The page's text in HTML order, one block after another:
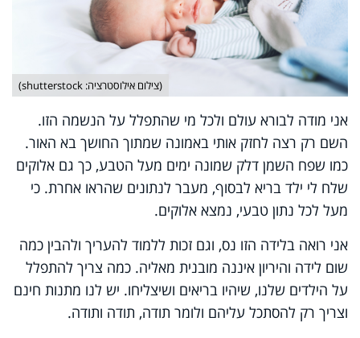
(צילום אילוסטרציה: shutterstock)
אני מודה לבורא עולם ולכל מי שהתפלל על הנשמה הזו.
השם רק רצה לחזק אותי באמונה שמתוך החושך בא האור.
כמו שפח השמן דלק שמונה ימים מעל הטבע, כך גם אלוקים
שלח לי ילד בריא לבסוף, מעבר לנתונים שהראו אחרת. כי
מעל לכל נתון טבעי, נמצא אלוקים.
אני רואה בלידה הזו נס, וגם זכות ללמוד להעריך ולהבין כמה
שום לידה והיריון איננה מובנית מאליה. כמה צריך להתפלל
על הילדים שלנו, שיהיו בריאים ושיצליחו. יש לנו מתנות חינם
וצריך רק להסתכל עליהם ולומר תודה, תודה ותודה.